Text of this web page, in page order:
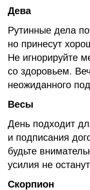
Дева
Рутинные дела
но принесут
Не игнорируйте
со здоровьем.
неожиданного
Весы
День подходит
и подписания
будьте
усилия не
Скорпион